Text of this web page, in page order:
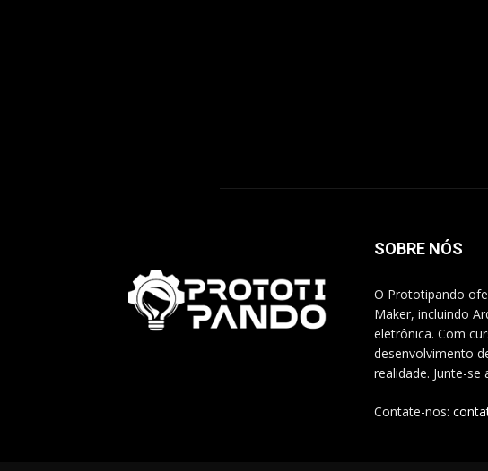
SOBRE NÓS
O Prototipando
Maker, incluindo
eletrônica. Com
desenvolvimento
realidade. Junte-se
Contate-nos: